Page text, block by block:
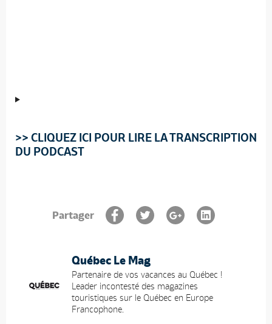
>> CLIQUEZ ICI POUR LIRE LA TRANSCRIPTION
DU PODCAST
Partager
Québec Le Mag
Partenaire de vos vacances au Québec !
Leader incontesté des magazines
touristiques sur le Québec en Europe
Francophone.